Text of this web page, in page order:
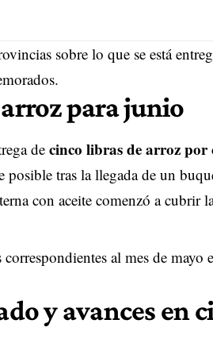
sobre lo que se está
para junio
decinco libras de arroz por
tras la llegada de un
con aceite comenzó a cubrir
al mes de mayo
y avances en